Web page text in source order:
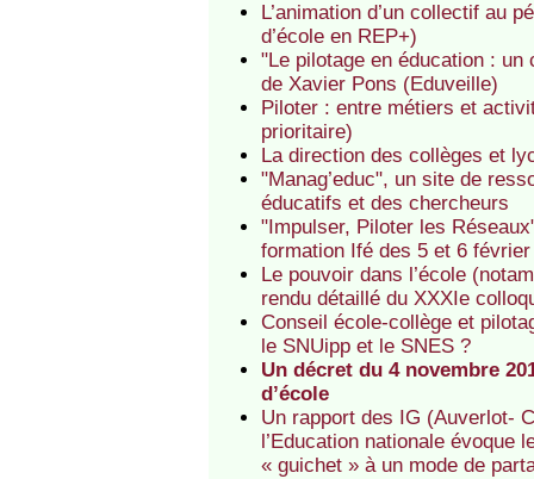
L’animation d’un collectif au
d’école en REP+)
"Le pilotage en éducation :
de Xavier Pons (Eduveille)
Piloter : entre métiers et
prioritaire)
La direction des collèges et
"Manag’educ", un site de
éducatifs et des chercheurs
"Impulser, Piloter les
formation Ifé des 5 et 6
Le pouvoir dans l’école
rendu détaillé du XXXIe
Conseil école-collège et
le SNUipp et le SNES ?
Un décret du 4 novembre
d’école
Un rapport des IG (Auverlot-
l’Education nationale
« guichet » à un mode de